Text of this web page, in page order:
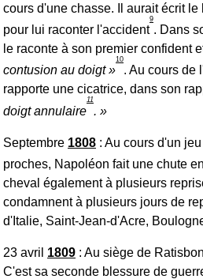
cours d'une chasse. Il aurait écrit
pour lui raconter l'accident
9
. Dans
le raconte à son premier confident
contusion au doigt
10
. Au cours de
rapporte une cicatrice, dans son
doigt annulaire
11
.
Septembre 1808 : Au cours d'un
proches, Napoléon fait une chute
cheval également à plusieurs
condamnent à plusieurs jours de
d'Italie, Saint-Jean-d'Acre,
23 avril 1809 : Au siège de
C'est sa seconde blessure de